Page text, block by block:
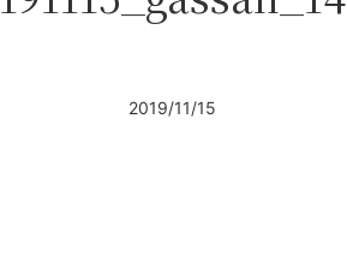
2019/11/15